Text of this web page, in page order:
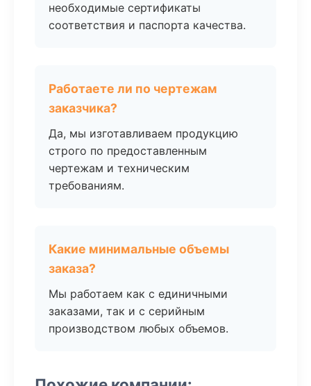
необходимые сертификаты
соответствия и паспорта качества.
Работаете ли по чертежам
заказчика?
Да, мы изготавливаем продукцию
строго по предоставленным
чертежам и техническим
требованиям.
Какие минимальные объемы
заказа?
Мы работаем как с единичными
заказами, так и с серийным
производством любых объемов.